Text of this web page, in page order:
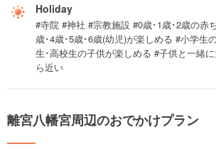
Holiday
#寺院 #神社 #宗教施設 #0歳･1歳･2歳の赤
歳･4歳･5歳･6歳(幼児)が楽しめる #小学生
生･高校生の子供が楽しめる #子供と一緒
ら近い
離宮八幡宮周辺のおでかけプラン